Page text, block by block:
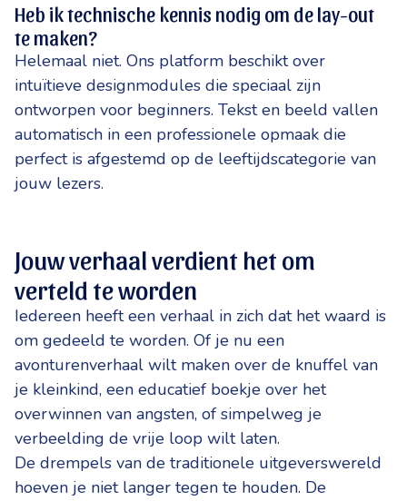
Heb ik technische kennis nodig om de lay-out
te maken?
Helemaal niet. Ons platform beschikt over
intuïtieve designmodules die speciaal zijn
ontworpen voor beginners. Tekst en beeld vallen
automatisch in een professionele opmaak die
perfect is afgestemd op de leeftijdscategorie van
jouw lezers.
Jouw verhaal verdient het om
verteld te worden
Iedereen heeft een verhaal in zich dat het waard is
om gedeeld te worden. Of je nu een
avonturenverhaal wilt maken over de knuffel van
je kleinkind, een educatief boekje over het
overwinnen van angsten, of simpelweg je
verbeelding de vrije loop wilt laten.
De drempels van de traditionele uitgeverswereld
hoeven je niet langer tegen te houden. De